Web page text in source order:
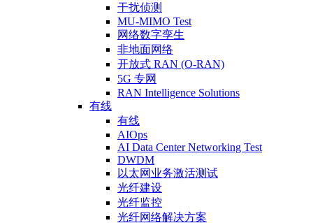
干扰侦测
MU-MIMO Test
网络数字孪生
非地面网络
开放式 RAN (O-RAN)
5G 专网
RAN Intelligence Solutions
有线
有线
AIOps
AI Data Center Networking Test
DWDM
以太网业务激活测试
光纤建设
光纤监控
光纤网络解决方案